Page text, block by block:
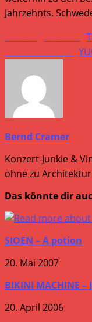
Jahrzehnts.
Weitere
Artikel
ansehen
Bernd Cramer
Konzert-Junkie &
ohne zu
Das könnte dir
SIOEN – A potion
20. Mai 2007
BIKINI MACHINE
20. April 2006